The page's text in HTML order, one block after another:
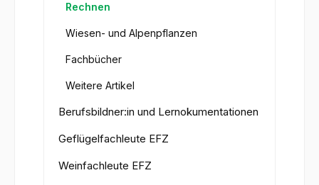
Rechnen
Wiesen- und Alpenpflanzen
Fachbücher
Weitere Artikel
Berufsbildner:in und Lernokumentationen
Geflügelfachleute EFZ
Weinfachleute EFZ